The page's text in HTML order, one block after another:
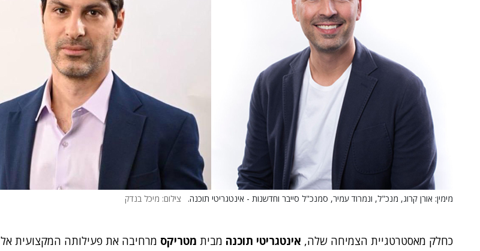
מימין: אורן קרוג, מנכ"ל, ונמרוד עמיר, סמנכ"ל סייבר וחדשנות - אינטגריטי תוכנה. צילום: מיכל בנדק
כחלק מאסטרטגיית הצמיחה שלה, אינטגריטי תוכנה מבית מטריקס מרחיבה את פעילותה המקצועית אל